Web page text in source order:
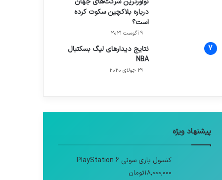
درباره بلاکچین سکوت کرده
است؟
9 آگوست 2021
نتایج دیدار‌های لیگ بسکتبال
NBA
29 جولای 2020
پیشنهاد ویژه
کنسول بازی سونی PlayStation 6
18,000,000تومان